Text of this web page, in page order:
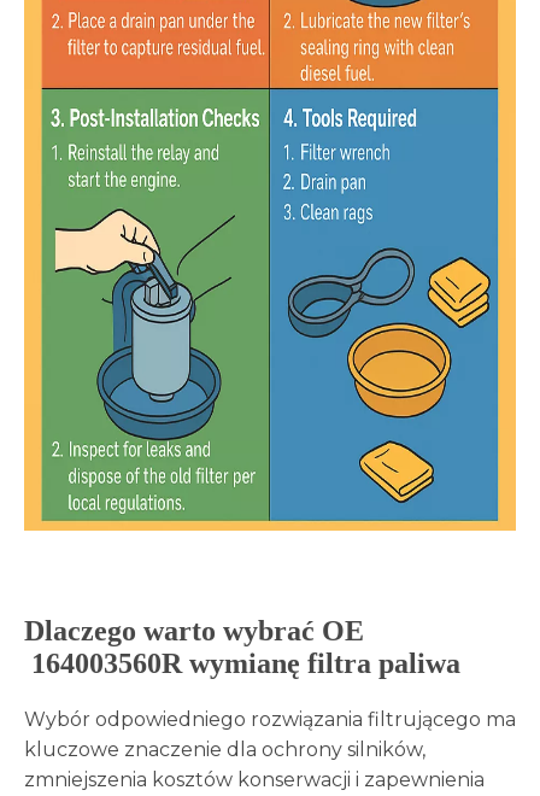
Dlaczego warto wybrać OE
164003560R wymianę filtra paliwa
Wybór odpowiedniego rozwiązania filtrującego ma
kluczowe znaczenie dla ochrony silników,
zmniejszenia kosztów konserwacji i zapewnienia